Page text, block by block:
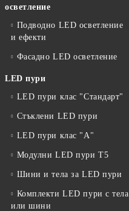
осветление
Подводно LED осветление
и ефекти
Фасадно LED осветление
LED пури
LED пури клас "Стандарт"
Стъклени LED пури
LED пури клас "А"
Модулни LED пури T5
Шини и тела за LED пури
Комплекти LED пури с тела
или шини